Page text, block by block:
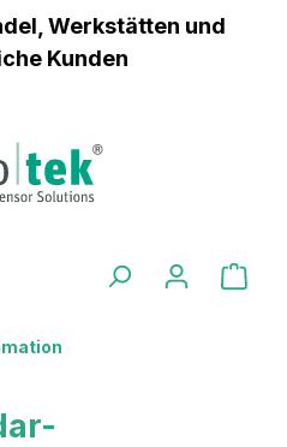
Werkstätten und
Kunden